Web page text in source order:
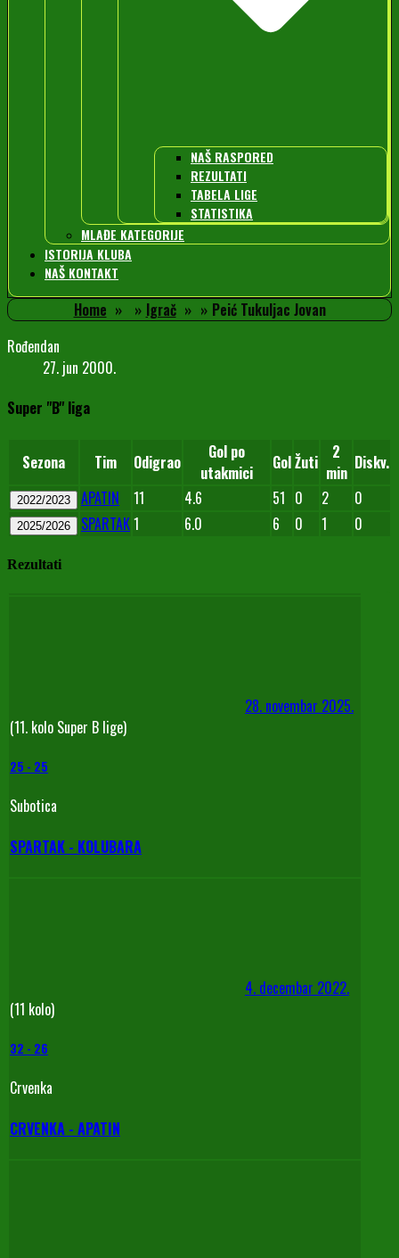
NAŠ RASPORED
REZULTATI
TABELA LIGE
STATISTIKA
MLAĐE KATEGORIJE
ISTORIJA KLUBA
NAŠ KONTAKT
Home Igrač
Peić Tukuljac Jovan
Rođendan
27. jun 2000.
Super "B" liga
Sezona Tim Odigrao
Gol po
utakmici
GolŽuti
2
min Diskv.
2022/2023 APATIN 11 4.6 51 0 2 0
2025/2026 SPARTAK1 6.0 6 0 1 0
Rezultati
28. novembar 2025.
(11. kolo Super B lige)
25 - 25
Subotica
SPARTAK - KOLUBARA
4. decembar 2022.
(11 kolo)
32 - 26
Crvenka
CRVENKA - APATIN